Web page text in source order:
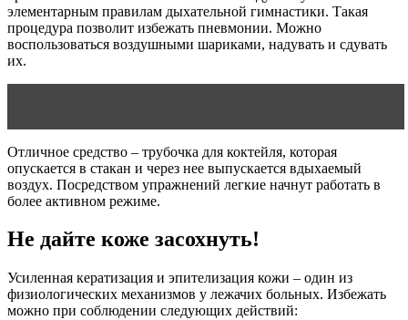
элементарным правилам дыхательной гимнастики. Такая
процедура позволит избежать пневмонии. Можно
воспользоваться воздушными шариками, надувать и сдувать
их.
Отличное средство – трубочка для коктейля, которая
опускается в стакан и через нее выпускается вдыхаемый
воздух. Посредством упражнений легкие начнут работать в
более активном режиме.
Не дайте коже засохнуть!
Усиленная кератизация и эпителизация кожи – один из
физиологических механизмов у лежачих больных. Избежать
можно при соблюдении следующих действий: